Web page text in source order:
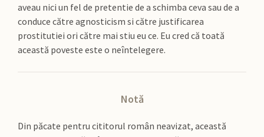
aveau nici un fel de pretentie de a schimba ceva sau de a
conduce către agnosticism si către justificarea
prostitutiei ori către mai stiu eu ce. Eu cred că toată
această poveste este o neîntelegere.
Notă
Din păcate pentru cititorul român neavizat, această